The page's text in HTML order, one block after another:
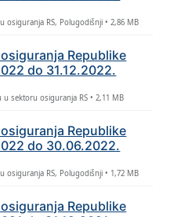
osiguranja RS, Polugodišnji • 2,86 MB
Republike
do 31.12.2022.
sektoru osiguranja RS • 2,11 MB
Republike
do 30.06.2022.
osiguranja RS, Polugodišnji • 1,72 MB
Republike